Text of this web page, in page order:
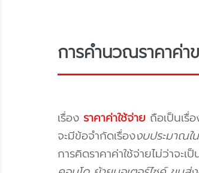
การคำนวณราคาค่
เรื่อง ราคาค่าใช้จ่าย ถือเป็นเรื่
จะมีข้อจำกัดเรื่องงบประมาณใ
การคิดราคาค่าใช้จ่ายไม่ว่าจะ